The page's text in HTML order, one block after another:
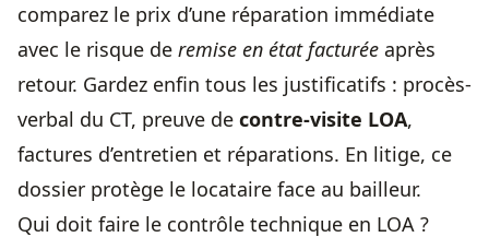
comparez le prix d’une réparation immédiate
avec le risque de remise en état facturée après
retour. Gardez enfin tous les justificatifs : procès-
verbal du CT, preuve de contre-visite LOA,
factures d’entretien et réparations. En litige, ce
dossier protège le locataire face au bailleur.
Qui doit faire le contrôle technique en LOA ?